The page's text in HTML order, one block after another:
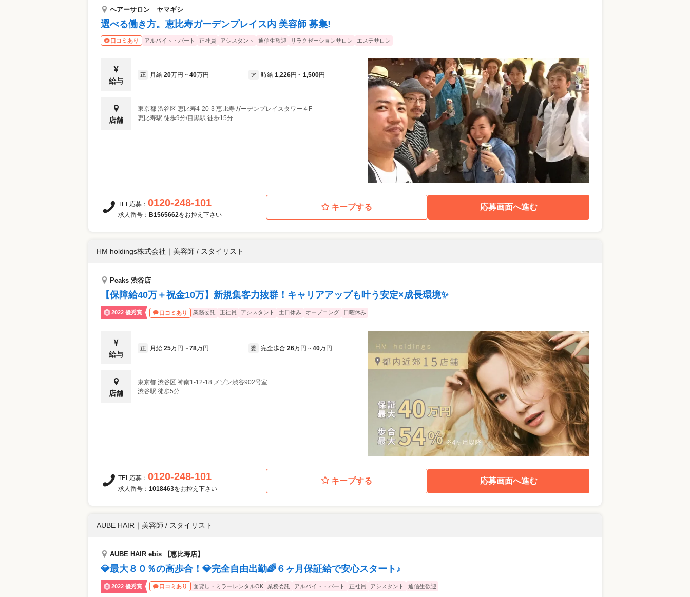
ヘアーサロン ヤマギシ
選べる働き方。恵比寿ガーデンプレイス内 美容師 募集!
口コミあり アルバイト・パート 正社員 アシスタント 通信生歓迎 リラクゼーションサロン エステサロン
給与
正 月給 20万円 ~ 40万円 ア 時給 1,226円 ~ 1,500円
店舗
東京都 渋谷区 恵比寿4-20-3 恵比寿ガーデンプレイスタワー４F
恵比寿駅 徒歩9分/目黒駅 徒歩15分
キープする 応募画面へ進む
TEL応募： 0120-248-101
求人番号： B1565662をお控え下さい
HM holdings株式会社 ｜ 美容師 / スタイリスト
Peaks 渋谷店
【保障給40万＋祝金10万】新規集客力抜群！キャリアアップも叶う安定×成長環境✨
2022 優秀賞 口コミあり 業務委託 正社員 アシスタント 土日休み オープニング 日曜休み
給与
正 月給 25万円 ~ 78万円 委 完全歩合 26万円 ~ 40万円
店舗
東京都 渋谷区 神南1-12-18 メゾン渋谷902号室
渋谷駅 徒歩5分
キープする 応募画面へ進む
TEL応募： 0120-248-101
求人番号： 1018463をお控え下さい
AUBE HAIR ｜ 美容師 / スタイリスト
AUBE HAIR ebis 【恵比寿店】
💎最大８０％の高歩合！💎完全自由出勤🌈６ヶ月保証給で安心スタート♪
2022 優秀賞 口コミあり 面貸し・ミラーレンタルOK 業務委託 アルバイト・パート 正社員 アシスタント 通信生歓迎